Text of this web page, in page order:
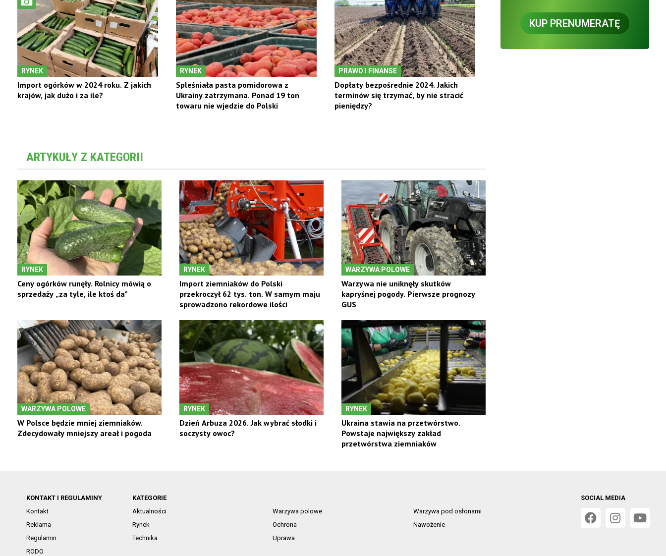
RYNEK
Import ogórków w 2024 roku. Z jakich
krajów, jak dużo i za ile?
RYNEK
Spleśniała pasta pomidorowa z
Ukrainy zatrzymana. Ponad 19 ton
towaru nie wjedzie do Polski
PRAWO I FINANSE
Dopłaty bezpośrednie 2024. Jakich
terminów się trzymać, by nie stracić
pieniędzy?
ARTYKUŁY Z KATEGORII
RYNEK
Ceny ogórków runęły. Rolnicy mówią o
sprzedaży „za tyle, ile ktoś da”
RYNEK
Import ziemniaków do Polski
przekroczył 62 tys. ton. W samym maju
sprowadzono rekordowe ilości
WARZYWA POLOWE
Warzywa nie uniknęły skutków
kapryśnej pogody. Pierwsze prognozy
GUS
WARZYWA POLOWE
W Polsce będzie mniej ziemniaków.
Zdecydowały mniejszy areał i pogoda
RYNEK
Dzień Arbuza 2026. Jak wybrać słodki i
soczysty owoc?
RYNEK
Ukraina stawia na przetwórstwo.
Powstaje największy zakład
przetwórstwa ziemniaków
KUP PRENUMERATĘ
KONTAKT I REGULAMINY
Kontakt
Reklama
Regulamin
RODO
KATEGORIE
Aktualności
Warzywa polowe
Warzywa pod osłonami
Rynek
Ochrona
Nawożenie
Technika
Uprawa
SOCIAL MEDIA